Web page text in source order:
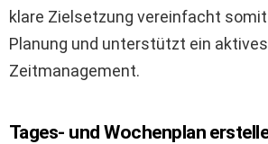
klare Zielsetzung vereinfacht
Planung und unterstützt ein aktives
Zeitmanagement.
Tages- und Wochenplan